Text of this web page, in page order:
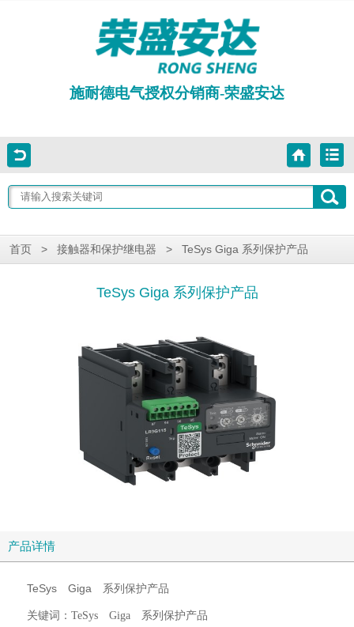
施耐德电气授权分销商-荣盛安达
首页 > 接触器和保护继电器 > TeSys Giga 系列保护产品
TeSys Giga 系列保护产品
产品详情
TeSys Giga 系列保护产品
关键词： TeSys Giga 系列保护产品